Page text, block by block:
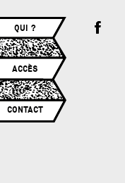
QUI ?
ACCÈS
CONTACT